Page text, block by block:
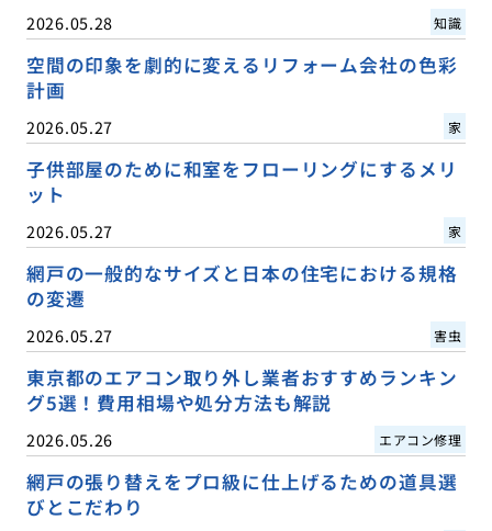
2026.05.28 知識
空間の印象を劇的に変えるリフォーム会社の色彩
計画
2026.05.27 家
子供部屋のために和室をフローリングにするメリ
ット
2026.05.27 家
網戸の一般的なサイズと日本の住宅における規格
の変遷
2026.05.27 害虫
東京都のエアコン取り外し業者おすすめランキン
グ5選！費用相場や処分方法も解説
2026.05.26 エアコン修理
網戸の張り替えをプロ級に仕上げるための道具選
びとこだわり